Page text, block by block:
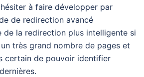
à faire développer par
de redirection avancé
de la redirection plus intelligente si
très grand nombre de pages et
certain de pouvoir identifier